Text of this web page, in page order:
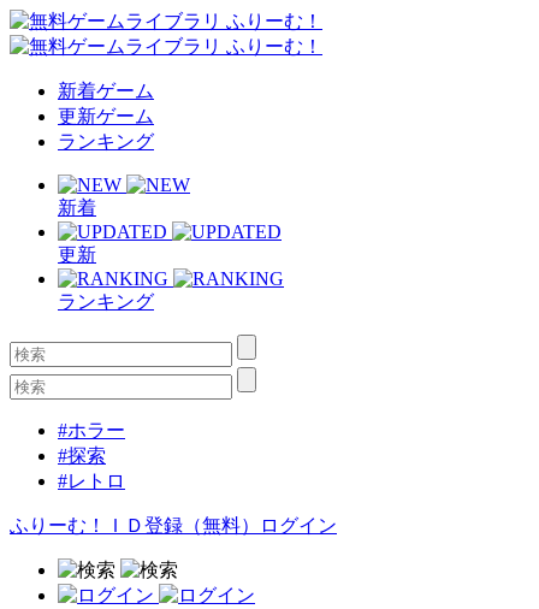
新着ゲーム
更新ゲーム
ランキング
新着
更新
ランキング
#ホラー
#探索
#レトロ
ふりーむ！ＩＤ登録（無料） ログイン